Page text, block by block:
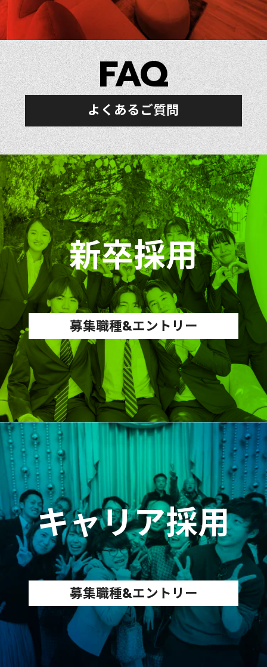
FAQ
よくあるご質問
新卒採用
募集職種&エントリー
キャリア採用
募集職種&エントリー